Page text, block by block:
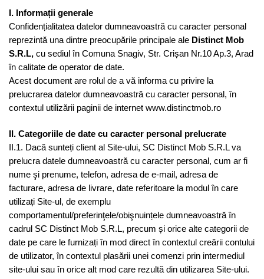
I. Informații generale
Confidențialitatea datelor dumneavoastră cu caracter personal
reprezintă una dintre preocupările principale ale Distinct Mob
S.R.L, cu sediul în Comuna Snagiv, Str. Crișan Nr.10 Ap.3, Arad
în calitate de operator de date.
Acest document are rolul de a vă informa cu privire la
prelucrarea datelor dumneavoastră cu caracter personal, în
contextul utilizării paginii de internet www.distinctmob.ro
II. Categoriile de date cu caracter personal prelucrate
II.1. Dacă sunteți client al Site-ului, SC Distinct Mob S.R.L va
prelucra datele dumneavoastră cu caracter personal, cum ar fi
nume şi prenume, telefon, adresa de e-mail, adresa de
facturare, adresa de livrare, date referitoare la modul în care
utilizați Site-ul, de exemplu
comportamentul/preferinţele/obişnuințele dumneavoastră în
cadrul SC Distinct Mob S.R.L, precum și orice alte categorii de
date pe care le furnizați în mod direct în contextul creării contului
de utilizator, în contextul plasării unei comenzi prin intermediul
site-ului sau în orice alt mod care rezultă din utilizarea Site-ului.